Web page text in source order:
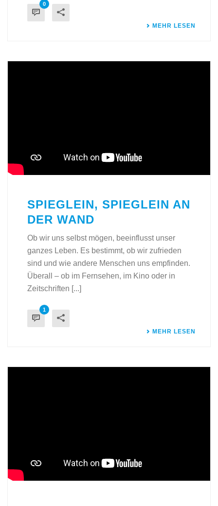
0
MEHR LESEN
SPIEGLEIN, SPIEGLEIN AN
DER WAND
Ob wir uns selbst mögen, beeinflusst unser
ganzes Leben. Es bestimmt, ob wir zufrieden
sind und wie andere Menschen uns empfinden.
Überall – ob im Fernsehen, im Kino oder in
Zeitschriften [...]
1
MEHR LESEN